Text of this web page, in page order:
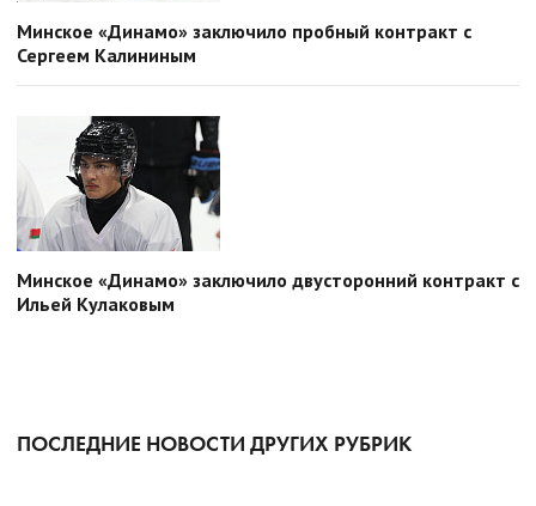
Минское «Динамо» заключило пробный контракт с
Сергеем Калининым
Минское «Динамо» заключило двусторонний контракт с
Ильей Кулаковым
ПОСЛЕДНИЕ НОВОСТИ ДРУГИХ РУБРИК